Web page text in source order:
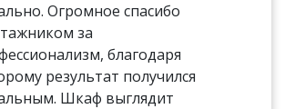
Огромное спасибо
за
благодаря
результат получился
Шкаф выглядит